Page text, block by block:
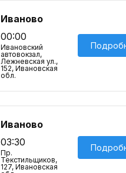
Иваново
00:00
Ивановский
автовокзал,
Лежневская ул.,
152, Ивановская
обл.
Иваново
03:30
Пр.
Текстильщиков,
127, Ивановская